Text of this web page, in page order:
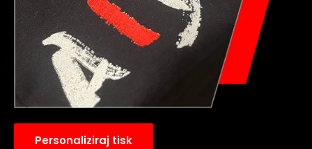
Personaliziraj tisk